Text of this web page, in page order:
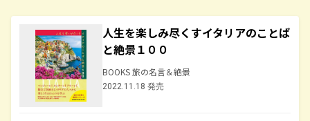
人生を楽しみ尽くすイタリアのことば
と絶景１００
BOOKS 旅の名言＆絶景
2022.11.18 発売